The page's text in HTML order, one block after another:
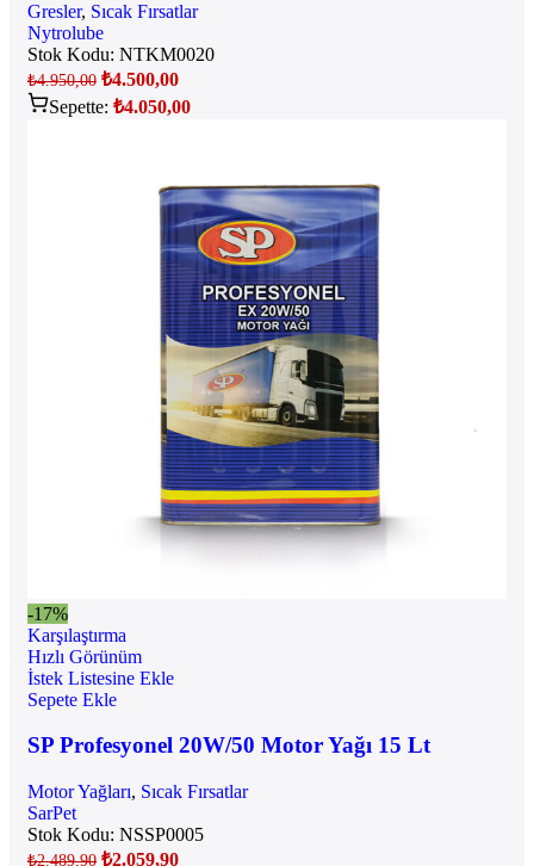
Gresler, Sıcak Fırsatlar
Nytrolube
Stok Kodu: NTKM0020
₺4.950,00 ₺4.500,00
Sepette: ₺4.050,00
-17%
Karşılaştırma
Hızlı Görünüm
İstek Listesine Ekle
Sepete Ekle
SP Profesyonel 20W/50 Motor Yağı 15 Lt
Motor Yağları, Sıcak Fırsatlar
SarPet
Stok Kodu: NSSP0005
₺2.489,90 ₺2.059,90